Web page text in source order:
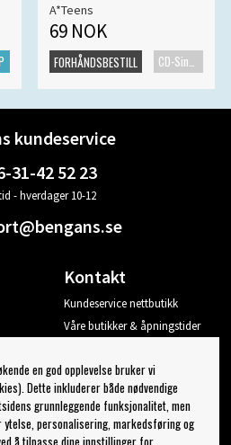
A*Teens
69 NOK
CD-Singel
FORHÅNDSBESTILL
kundeservice
31-42 52 23
- hverdager 10-12
Kontakt
Kundeservice nettbutikk
Våre butikker & åpningstider
Logg ut
tips fra Bengans
en god opplevelse bruker vi
Dette inkluderer både nødvendige
grunnleggende funksjonalitet, men
personalisering, markedsføring og
å tilpasse dine innstillinger for